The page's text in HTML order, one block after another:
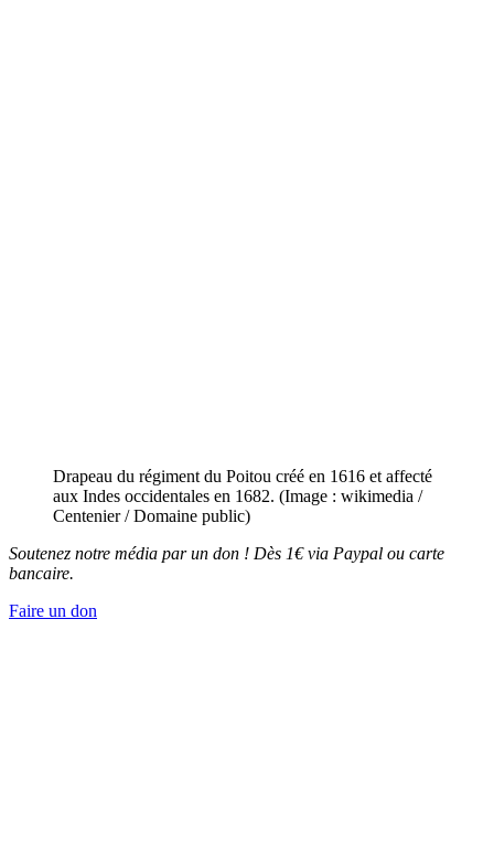
Drapeau du régiment du Poitou créé en 1616 et affecté
aux Indes occidentales en 1682. (Image : wikimedia /
Centenier / Domaine public)
Soutenez notre média par un don ! Dès 1€ via Paypal ou carte
bancaire.
Faire un don